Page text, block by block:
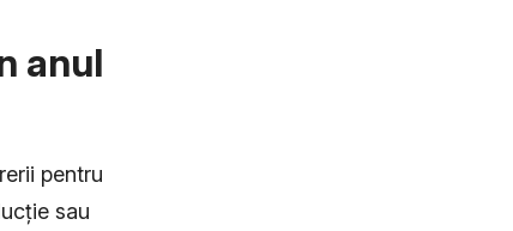
anul
pentru
sau